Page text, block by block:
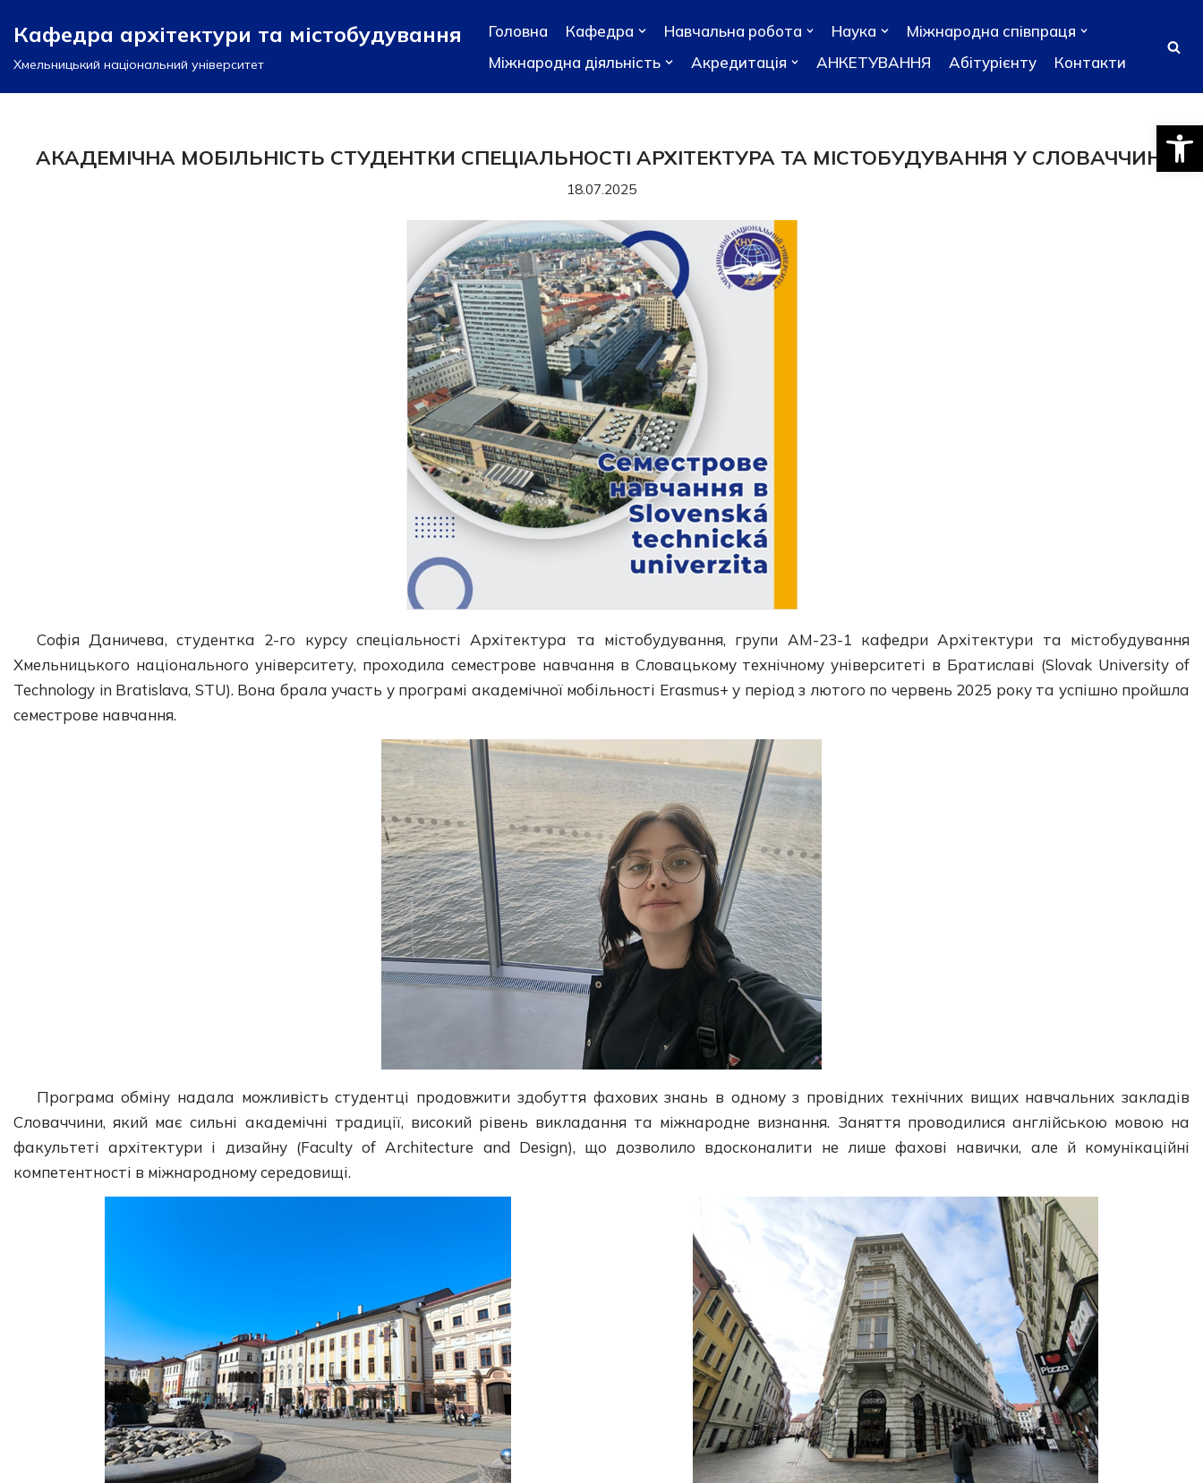
Перейти
до
Кафедра архітектури та містобудування
Хмельницький національний університет
Головна Кафедра Навчальна робота Наука
Міжнародна співпраця
Міжнародна діяльність
Акредитація АНКЕТУВАННЯ Абітурієнту Контакти
АКАДЕМІЧНА МОБІЛЬНІСТЬ СТУДЕНТКИ СПЕЦІАЛЬНОСТІ АРХІТЕКТУРА ТА МІСТОБУДУВАННЯ У СЛОВАЧЧИНІ
18.07.2025
Софія Даничева, студентка 2-го курсу спеціальності Архітектура та містобудування, групи АМ-23-1 кафедри Архітектури та містобудування
Хмельницького національного університету, проходила семестрове навчання в Словацькому технічному університеті в Братиславі (Slovak University of
Technology in Bratislava, STU). Вона брала участь у програмі академічної мобільності Erasmus+ у період з лютого по червень 2025 року та успішно пройшла
семестрове навчання.
Програма обміну надала можливість студентці продовжити здобуття фахових знань в одному з провідних технічних вищих навчальних закладів
Словаччини, який має сильні академічні традиції, високий рівень викладання та міжнародне визнання. Заняття проводилися англійською мовою на
факультеті архітектури і дизайну (Faculty of Architecture and Design), що дозволило вдосконалити не лише фахові навички, але й комунікаційні
компетентності в міжнародному середовищі.